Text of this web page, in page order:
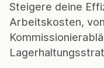
Steigere deine
Arbeitskosten,